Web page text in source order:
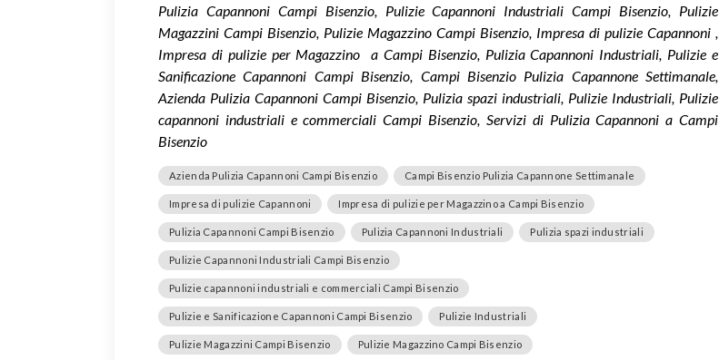
Pulizia Capannoni Campi Bisenzio, Pulizie Capannoni Industriali Campi Bisenzio, Pulizie
Magazzini Campi Bisenzio, Pulizie Magazzino Campi Bisenzio, Impresa di pulizie Capannoni ,
Impresa di pulizie per Magazzino a Campi Bisenzio, Pulizia Capannoni Industriali, Pulizie e
Sanificazione Capannoni Campi Bisenzio, Campi Bisenzio Pulizia Capannone Settimanale,
Azienda Pulizia Capannoni Campi Bisenzio, Pulizia spazi industriali, Pulizie Industriali, Pulizie
capannoni industriali e commerciali Campi Bisenzio, Servizi di Pulizia Capannoni a Campi
Bisenzio
Azienda Pulizia Capannoni Campi Bisenzio Campi Bisenzio Pulizia Capannone Settimanale
Impresa di pulizie Capannoni Impresa di pulizie per Magazzino a Campi Bisenzio
Pulizia Capannoni Campi Bisenzio Pulizia Capannoni Industriali Pulizia spazi industriali
Pulizie Capannoni Industriali Campi Bisenzio
Pulizie capannoni industriali e commerciali Campi Bisenzio
Pulizie e Sanificazione Capannoni Campi Bisenzio Pulizie Industriali
Pulizie Magazzini Campi Bisenzio Pulizie Magazzino Campi Bisenzio